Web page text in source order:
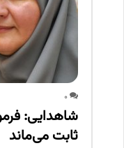
0
ثابت می‌ماند